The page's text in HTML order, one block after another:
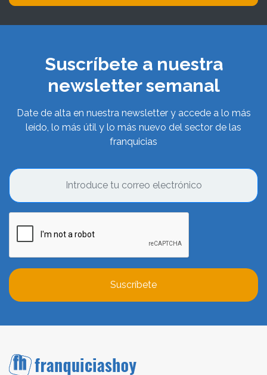
Suscríbete a nuestra
newsletter semanal
Date de alta en nuestra newsletter y accede a lo más
leído, lo más útil y lo más nuevo del sector de las
franquicias
Suscríbete